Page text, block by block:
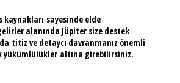
kaynakları sayesinde elde
alanında Jüpiter size destek
titiz ve detaycı davranmanız önemli
yükümlülükler altına girebilirsiniz.